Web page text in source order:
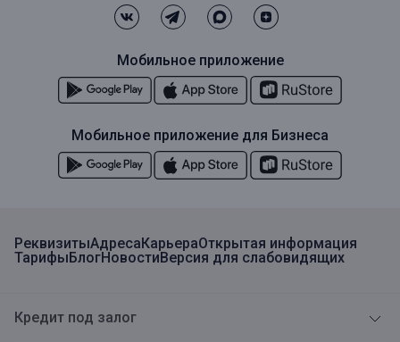
РеквизитыАдресаКарьераОткрытая информация
ТарифыБлогНовостиВерсия для слабовидящих
Кредит под залог
Мобильное приложение
Мобильное приложение для Бизнеса